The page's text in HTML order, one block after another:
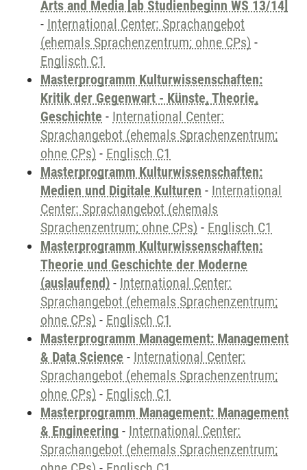
Arts and Media [ab Studienbeginn WS 13/14]
- International Center: Sprachangebot
(ehemals Sprachenzentrum; ohne CPs) -
Englisch C1
Masterprogramm Kulturwissenschaften:
Kritik der Gegenwart - Künste, Theorie,
Geschichte - International Center:
Sprachangebot (ehemals Sprachenzentrum;
ohne CPs) - Englisch C1
Masterprogramm Kulturwissenschaften:
Medien und Digitale Kulturen - International
Center: Sprachangebot (ehemals
Sprachenzentrum; ohne CPs) - Englisch C1
Masterprogramm Kulturwissenschaften:
Theorie und Geschichte der Moderne
(auslaufend) - International Center:
Sprachangebot (ehemals Sprachenzentrum;
ohne CPs) - Englisch C1
Masterprogramm Management: Management
& Data Science - International Center:
Sprachangebot (ehemals Sprachenzentrum;
ohne CPs) - Englisch C1
Masterprogramm Management: Management
& Engineering - International Center:
Sprachangebot (ehemals Sprachenzentrum;